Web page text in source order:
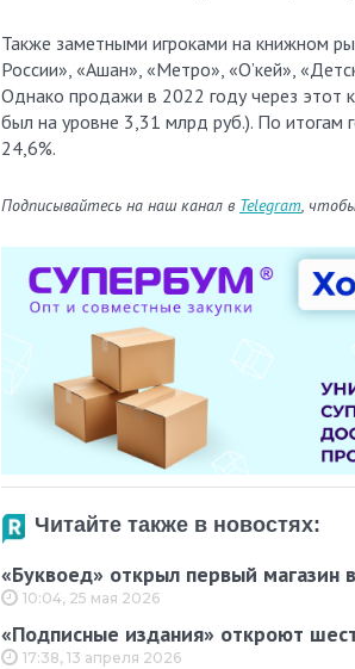
Также заметными игроками на книжном
России», «Ашан», «Метро», «О’кей»,
Однако продажи в 2022 году через этот
был на уровне 3,31 млрд руб.). По итогам
24,6%.
Подписывайтесь на наш канал в Telegram,
Читайте также в новостях:
«Буквоед» открыл первый магазин
10:04, 25 мая 2026
«Подписные издания» откроют
17:38, 13 апреля 2026